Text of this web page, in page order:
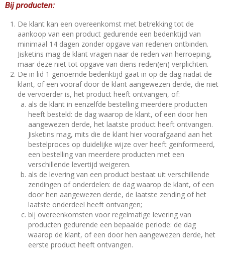
Bij producten:
De klant kan een overeenkomst met betrekking tot de
aankoop van een product gedurende een bedenktijd van
minimaal 14 dagen zonder opgave van redenen ontbinden.
Jisketins mag de klant vragen naar de reden van herroeping,
maar deze niet tot opgave van diens reden(en) verplichten.
De in lid 1 genoemde bedenktijd gaat in op de dag nadat de
klant, of een vooraf door de klant aangewezen derde, die niet
de vervoerder is, het product heeft ontvangen, of:
als de klant in eenzelfde bestelling meerdere producten
heeft besteld: de dag waarop de klant, of een door hen
aangewezen derde, het laatste product heeft ontvangen.
Jisketins mag, mits die de klant hier voorafgaand aan het
bestelproces op duidelijke wijze over heeft geïnformeerd,
een bestelling van meerdere producten met een
verschillende levertijd weigeren.
als de levering van een product bestaat uit verschillende
zendingen of onderdelen: de dag waarop de klant, of een
door hen aangewezen derde, de laatste zending of het
laatste onderdeel heeft ontvangen;
bij overeenkomsten voor regelmatige levering van
producten gedurende een bepaalde periode: de dag
waarop de klant, of een door hen aangewezen derde, het
eerste product heeft ontvangen.